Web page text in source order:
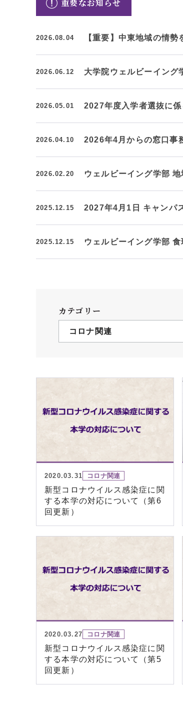
クールバス
プレスリリース
取材・撮影依頼
メディア出演・掲載
刊行物
大学紹介動画
SNS
税制
相続
遺贈
ふる
重要なお知らせ
2026.08.04 【重要】中東地域の情
2026.06.12 大学院ウェルビーイン
2026.05.01 2027年度入学者選抜に係
2026.04.10 2026年4月からの窓口事
2026.02.20 ウェルビーイング学部
2025.12.15 2027年4月1日 キャンパ
2025.12.15 ウェルビーイング学部
カテゴリー
コロナ関連
2020.03.31 コロナ関連
新型コロナウイルス感染症に関
する本学の対応について（第6
回更新）
2020.03.27 コロナ関連
新型コロナウイルス感染症に関
する本学の対応について（第5
回更新）